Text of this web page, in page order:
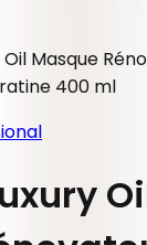
Oil Masque
400 ml